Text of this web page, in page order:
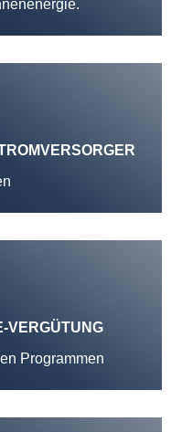
VERGÜTUNG
Programmen